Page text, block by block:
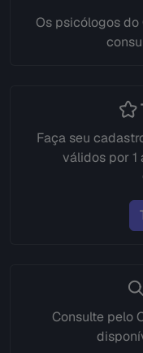
Os psicólogos do
Faça seu
válidos por 1
Consulte pelo